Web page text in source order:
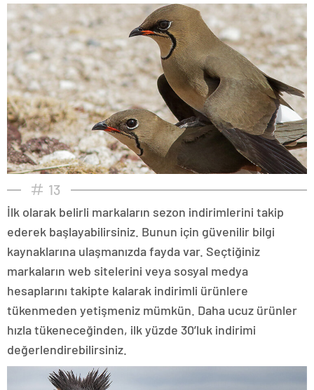
13
İlk olarak belirli markaların sezon indirimlerini takip
ederek başlayabilirsiniz. Bunun için güvenilir bilgi
kaynaklarına ulaşmanızda fayda var. Seçtiğiniz
markaların web sitelerini veya sosyal medya
hesaplarını takipte kalarak indirimli ürünlere
tükenmeden yetişmeniz mümkün. Daha ucuz ürünler
hızla tükeneceğinden, ilk yüzde 30’luk indirimi
değerlendirebilirsiniz.